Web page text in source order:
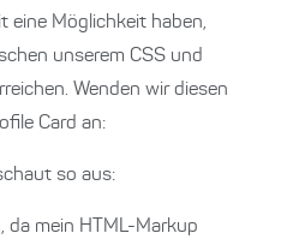
eine Möglichkeit haben,
unserem CSS und
Wenden wir diesen
Card an:
so aus:
da mein HTML-Markup